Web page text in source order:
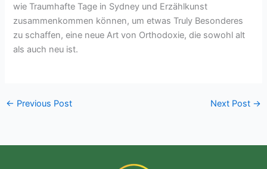
wie Traumhafte Tage in Sydney und Erzählkunst
zusammenkommen können, um etwas Truly Besonderes
zu schaffen, eine neue Art von Orthodoxie, die sowohl alt
als auch neu ist.
← Previous Post Next Post →